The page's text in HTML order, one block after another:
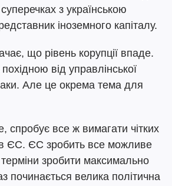
з українською
іноземного капіталу.
що рівень корупції впаде.
від управлінської
Але це окрема тема для
спробує все ж вимагати чітких
в ЄС. ЄС зробить все можливе
зробити максимально
починається велика політична